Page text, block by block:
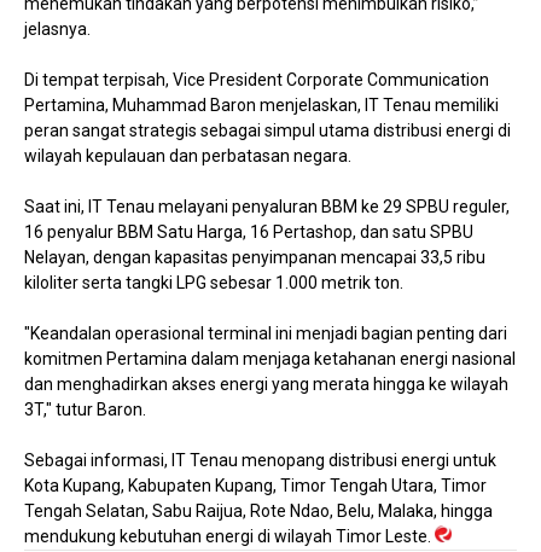
jelasnya.
Di tempat terpisah, Vice President Corporate Communication
Pertamina, Muhammad Baron menjelaskan, IT Tenau memiliki
peran sangat strategis sebagai simpul utama distribusi energi di
wilayah kepulauan dan perbatasan negara.
Saat ini, IT Tenau melayani penyaluran BBM ke 29 SPBU reguler,
16 penyalur BBM Satu Harga, 16 Pertashop, dan satu SPBU
Nelayan, dengan kapasitas penyimpanan mencapai 33,5 ribu
kiloliter serta tangki LPG sebesar 1.000 metrik ton.
"Keandalan operasional terminal ini menjadi bagian penting dari
komitmen Pertamina dalam menjaga ketahanan energi nasional
dan menghadirkan akses energi yang merata hingga ke wilayah
3T," tutur Baron.
Sebagai informasi, IT Tenau menopang distribusi energi untuk
Kota Kupang, Kabupaten Kupang, Timor Tengah Utara, Timor
Tengah Selatan, Sabu Raijua, Rote Ndao, Belu, Malaka, hingga
mendukung kebutuhan energi di wilayah Timor Leste.